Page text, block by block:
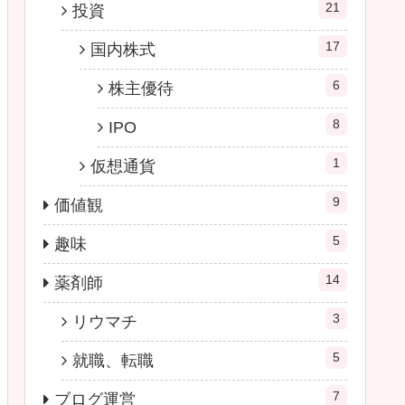
投資 21
国内株式 17
株主優待 6
IPO 8
仮想通貨 1
価値観 9
趣味 5
薬剤師 14
リウマチ 3
就職、転職 5
ブログ運営 7